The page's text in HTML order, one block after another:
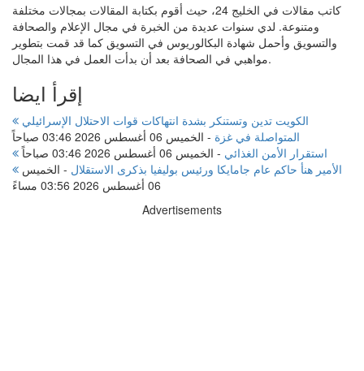
كاتب مقالات في الخليج 24، حيث أقوم بكتابة المقالات بمجالات مختلفة
ومتنوعة. لدي سنوات عديدة من الخبرة في مجال الإعلام والصحافة
والتسويق وأحمل شهادة البكالوريوس في التسويق كما قد قمت بتطوير
مواهبي في الصحافة بعد أن بدأت العمل في هذا المجال.
إقرأ ايضا
المتواصلة في غزة - الخميس 06 أغسطس 2026 03:46 صباحاً
استقرار الأمن الغذائي - الخميس 06 أغسطس 2026 03:46 صباحاً
الأمير هنأ حاكم عام جامايكا ورئيس بوليفيا بذكرى الاستقلال - الخميس
06 أغسطس 2026 03:56 مساءً
Advertisements